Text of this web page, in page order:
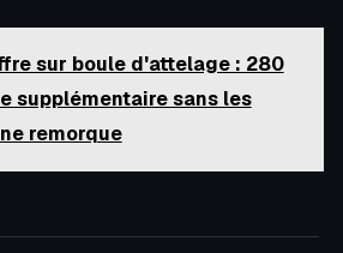
sur boule d'attelage : 280
supplémentaire sans les
remorque